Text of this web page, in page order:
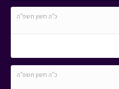
כ"ה חשון תשפ"ה
כ"ה חשון תשפ"ה